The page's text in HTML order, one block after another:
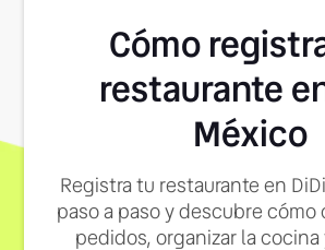
Cómo
restaurante
México
Registra tu restaurante en
paso a paso y descubre cómo
pedidos, organizar la cocina